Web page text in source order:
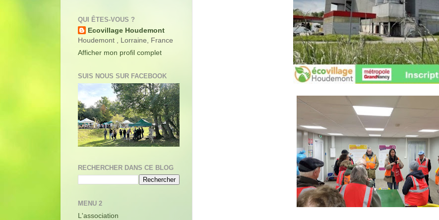
QUI ÊTES-VOUS ?
Ecovillage Houdemont
Houdemont , Lorraine, France
Afficher mon profil complet
SUIS NOUS SUR FACEBOOK
RECHERCHER DANS CE BLOG
MENU 2
L'association